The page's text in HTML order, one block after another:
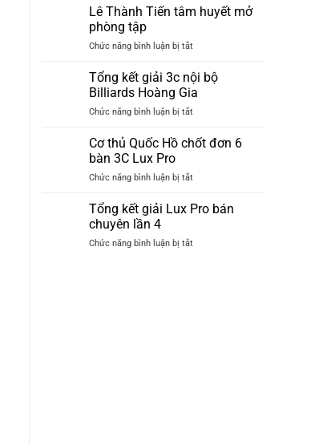
JOL
BILLIARDS
CHỌN
POOL
LUX
Lê Thành Tiến tâm huyết mở
phòng tập
Chức năng bình luận bị tắtở
Thành
Tiến
tâm
huyết
phòng
Tổng kết giải 3c nội bộ
Billiards Hoàng Gia
Chức năng bình luận bị tắtở
kết
nội
Billiards
Cơ thủ Quốc Hồ chốt đơn 6
bàn 3C Lux Pro
Chức năng bình luận bị tắtở
thủ
chốt
Tổng kết giải Lux Pro bán
chuyên lần 4
Chức năng bình luận bị tắtở